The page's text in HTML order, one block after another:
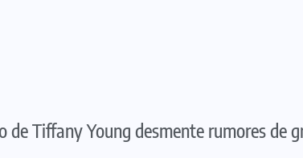
de Tiffany Young desmente rumores de